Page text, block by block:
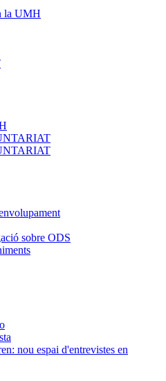
la UMH
sobre ODS
nou espai d'entrevistes en